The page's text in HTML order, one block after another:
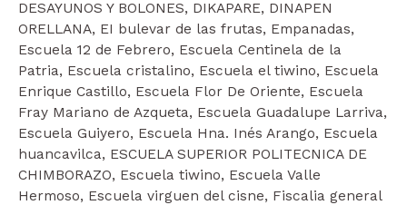
DESAYUNOS Y BOLONES, DIKAPARE, DINAPEN
ORELLANA, EI bulevar de las frutas, Empanadas,
Escuela 12 de Febrero, Escuela Centinela de la
Patria, Escuela cristalino, Escuela el tiwino, Escuela
Enrique Castillo, Escuela Flor De Oriente, Escuela
Fray Mariano de Azqueta, Escuela Guadalupe Larriva,
Escuela Guiyero, Escuela Hna. Inés Arango, Escuela
huancavilca, ESCUELA SUPERIOR POLITECNICA DE
CHIMBORAZO, Escuela tiwino, Escuela Valle
Hermoso, Escuela virguen del cisne, Fiscalia general